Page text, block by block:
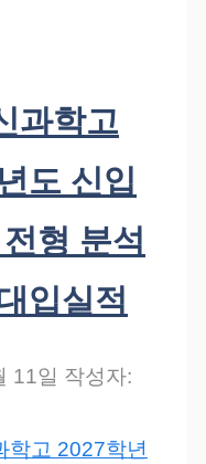
과학고
도 신입
형 분석
입실적
11일 작성자: